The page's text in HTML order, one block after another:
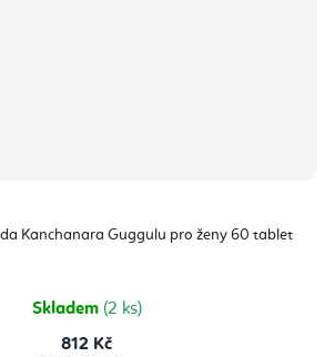
Kanchanara Guggulu pro ženy 60 tablet
Skladem (2 ks)
812 Kč